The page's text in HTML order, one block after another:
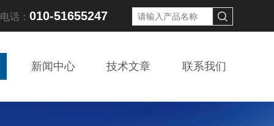
话： 010-51655247
新闻中心 技术文章 联系我们